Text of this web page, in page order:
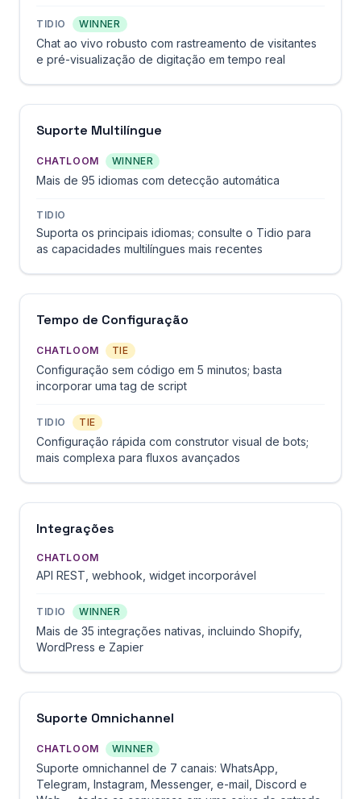
TIDIO WINNER
Chat ao vivo robusto com rastreamento de visitantes
e pré-visualização de digitação em tempo real
Suporte Multilíngue
CHATLOOM WINNER
Mais de 95 idiomas com detecção automática
TIDIO
Suporta os principais idiomas; consulte o Tidio para
as capacidades multilíngues mais recentes
Tempo de Configuração
CHATLOOM TIE
Configuração sem código em 5 minutos; basta
incorporar uma tag de script
TIDIO TIE
Configuração rápida com construtor visual de bots;
mais complexa para fluxos avançados
Integrações
CHATLOOM
API REST, webhook, widget incorporável
TIDIO WINNER
Mais de 35 integrações nativas, incluindo Shopify,
WordPress e Zapier
Suporte Omnichannel
CHATLOOM WINNER
Suporte omnichannel de 7 canais: WhatsApp,
Telegram, Instagram, Messenger, e-mail, Discord e